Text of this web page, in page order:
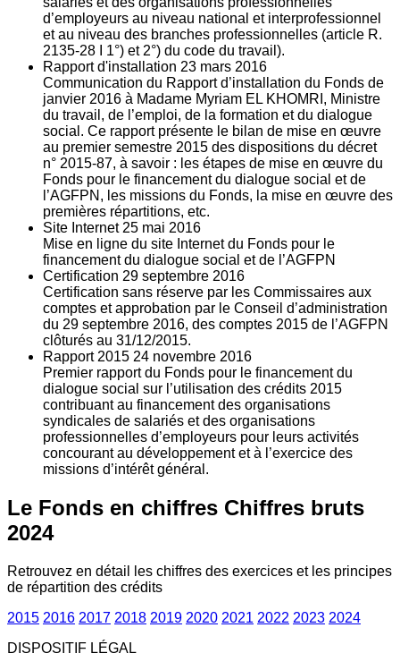
d’employeurs au niveau national et interprofessionnel
et au niveau des branches professionnelles (article R.
2135‐28 I 1°) et 2°) du code du travail).
Rapport d'installation 23 mars 2016
Communication du Rapport d’installation du Fonds de
janvier 2016 à Madame Myriam EL KHOMRI, Ministre
du travail, de l’emploi, de la formation et du dialogue
social. Ce rapport présente le bilan de mise en œuvre
au premier semestre 2015 des dispositions du décret
n° 2015-87, à savoir : les étapes de mise en œuvre du
Fonds pour le financement du dialogue social et de
l’AGFPN, les missions du Fonds, la mise en œuvre des
premières répartitions, etc.
Site Internet 25 mai 2016
Mise en ligne du site Internet du Fonds pour le
financement du dialogue social et de l’AGFPN
Certification 29 septembre 2016
Certification sans réserve par les Commissaires aux
comptes et approbation par le Conseil d’administration
du 29 septembre 2016, des comptes 2015 de l’AGFPN
clôturés au 31/12/2015.
Rapport 2015 24 novembre 2016
Premier rapport du Fonds pour le financement du
dialogue social sur l’utilisation des crédits 2015
contribuant au financement des organisations
syndicales de salariés et des organisations
professionnelles d’employeurs pour leurs activités
concourant au développement et à l’exercice des
missions d’intérêt général.
Le Fonds en chiffres Chiffres bruts
2024
Retrouvez en détail les chiffres des exercices et les principes
de répartition des crédits
2015 2016 2017 2018 2019 2020 2021 2022 2023 2024
DISPOSITIF LÉGAL